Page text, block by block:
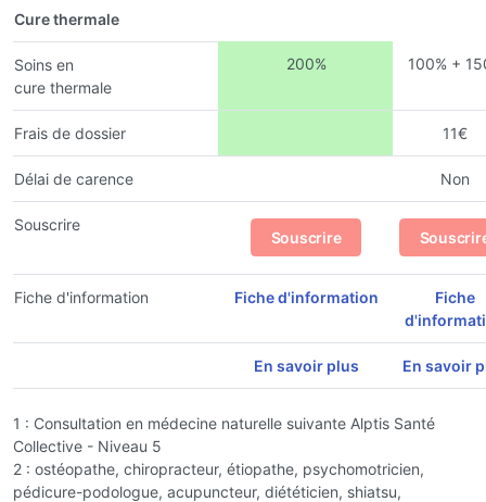
Cure thermale
Soins en
cure thermale
200% 100% +
Frais de dossier 11€
Délai de carence Non
Souscrire
Souscrire
Fiche d'information Fiche d'information
Fiche
En savoir plus En savoir
1 : Consultation en médecine naturelle suivante Alptis Santé
Collective - Niveau 5
2 : ostéopathe, chiropracteur, étiopathe, psychomotricien,
pédicure-podologue, acupuncteur, diététicien, shiatsu,